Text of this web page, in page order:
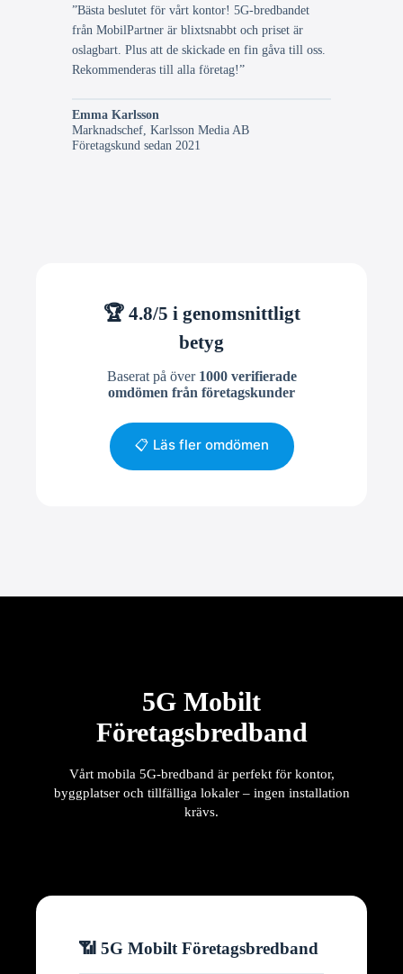
”Bästa beslutet för vårt kontor! 5G-bredbandet
från MobilPartner är blixtsnabbt och priset är
oslagbart. Plus att de skickade en fin gåva till oss.
Rekommenderas till alla företag!”
Emma Karlsson
Marknadschef, Karlsson Media AB
Företagskund sedan 2021
🏆 4.8/5 i genomsnittligt
betyg
Baserat på över 1000 verifierade
omdömen från företagskunder
📋 Läs fler omdömen
5G Mobilt
Företagsbredband
Vårt mobila 5G-bredband är perfekt för kontor,
byggplatser och tillfälliga lokaler – ingen installation
krävs.
📶 5G Mobilt Företagsbredband